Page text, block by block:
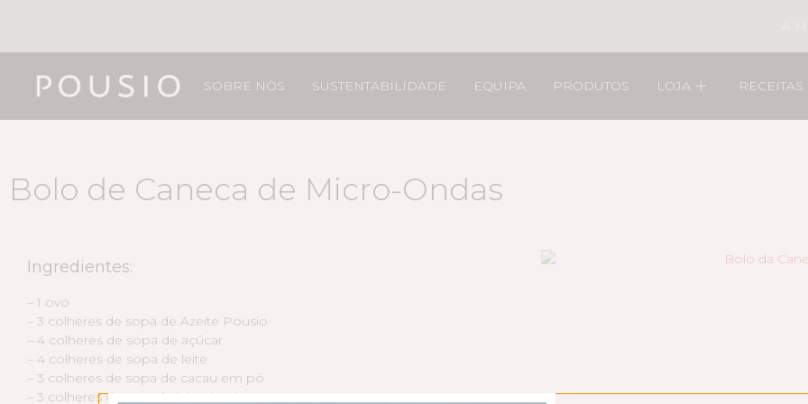
SOBRE NÓS SUSTENTABILIDADE EQUIPA PRODUTOS LOJA RECEITAS
Bolo de Caneca de Micro-Ondas
Ingredientes:
– 1 ovo
– 3 colheres de sopa de Azeite Pousio
– 4 colheres de sopa de açúcar
– 4 colheres de sopa de leite
– 3 colheres de sopa de cacau em pó
– 3 colheres de sopa farinha de trigo